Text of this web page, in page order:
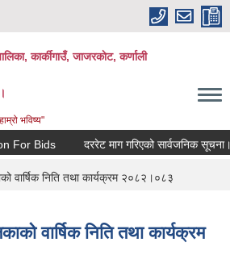
कार्कीगाउँ, जाजरकाेट, कर्णाली
भविष्य"
Bids दररेट माग गरिएको सार्वजनिक सूचना।
वार्षिक निति तथा कार्यक्रम २०८२।०८३
वार्षिक निति तथा कार्यक्रम